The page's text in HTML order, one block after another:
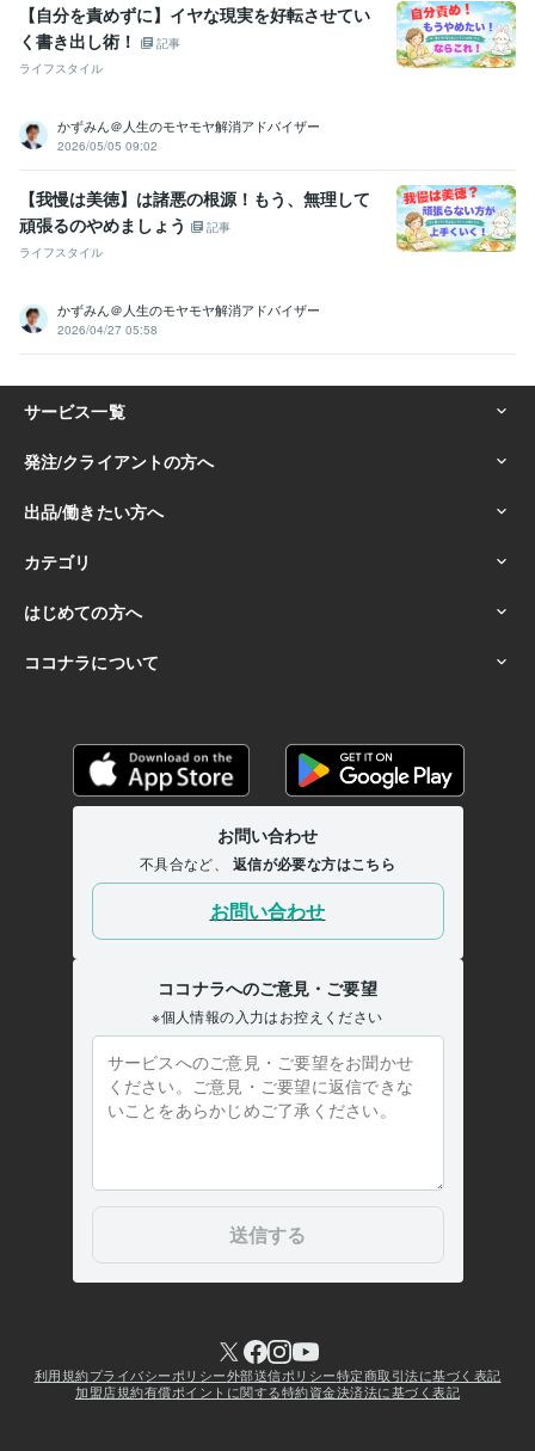
【自分を責めずに】イヤな現実を好転させてい
く書き出し術！
記事
ライフスタイル
かずみん＠人生のモヤモヤ解消アドバイザー
2026/05/05 09:02
【我慢は美徳】は諸悪の根源！もう、無理して
頑張るのやめましょう
記事
ライフスタイル
かずみん＠人生のモヤモヤ解消アドバイザー
2026/04/27 05:58